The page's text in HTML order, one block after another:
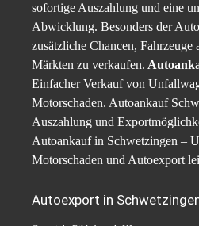
sofortige Auszahlung und eine
Abwicklung. Besonders der
zusätzliche Chancen, Fahrzeuge
Märkten zu verkaufen.
Einfacher Verkauf von
Motorschaden. Autoankauf
Auszahlung und
Autoankauf in Schwetzingen –
Motorschaden und Autoexport
Autoexport in